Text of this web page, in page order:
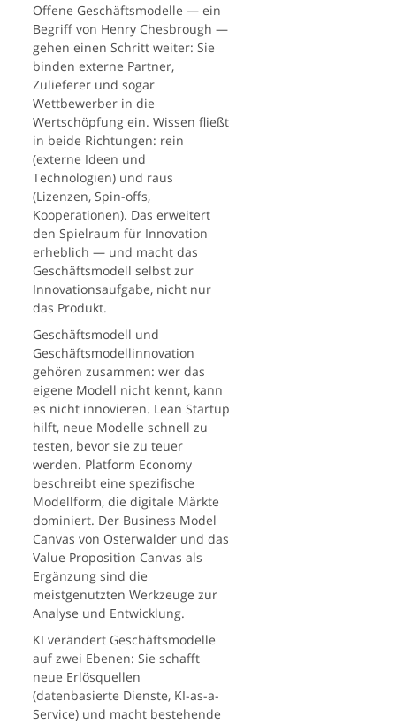
Offene Geschäftsmodelle — ein
Begriff von Henry Chesbrough —
gehen einen Schritt weiter: Sie
binden externe Partner,
Zulieferer und sogar
Wettbewerber in die
Wertschöpfung ein. Wissen fließt
in beide Richtungen: rein
(externe Ideen und
Technologien) und raus
(Lizenzen, Spin-offs,
Kooperationen). Das erweitert
den Spielraum für Innovation
erheblich — und macht das
Geschäftsmodell selbst zur
Innovationsaufgabe, nicht nur
das Produkt.
Geschäftsmodell und
Geschäftsmodellinnovation
gehören zusammen: wer das
eigene Modell nicht kennt, kann
es nicht innovieren. Lean Startup
hilft, neue Modelle schnell zu
testen, bevor sie zu teuer
werden. Platform Economy
beschreibt eine spezifische
Modellform, die digitale Märkte
dominiert. Der Business Model
Canvas von Osterwalder und das
Value Proposition Canvas als
Ergänzung sind die
meistgenutzten Werkzeuge zur
Analyse und Entwicklung.
KI verändert Geschäftsmodelle
auf zwei Ebenen: Sie schafft
neue Erlösquellen
(datenbasierte Dienste, KI-as-a-
Service) und macht bestehende